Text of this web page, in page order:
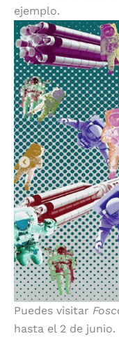
ejemplo.
Puedes visitar
hasta el 2 de junio.